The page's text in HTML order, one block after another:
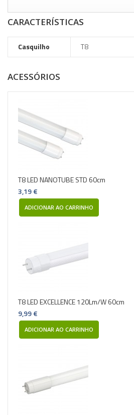
CARACTERÍSTICAS
Casquilho T8
ACESSÓRIOS
T8 LED NANOTUBE STD 60cm
3,19 €
ADICIONAR AO CARRINHO
T8 LED EXCELLENCE 120Lm/W 60cm
9,99 €
ADICIONAR AO CARRINHO